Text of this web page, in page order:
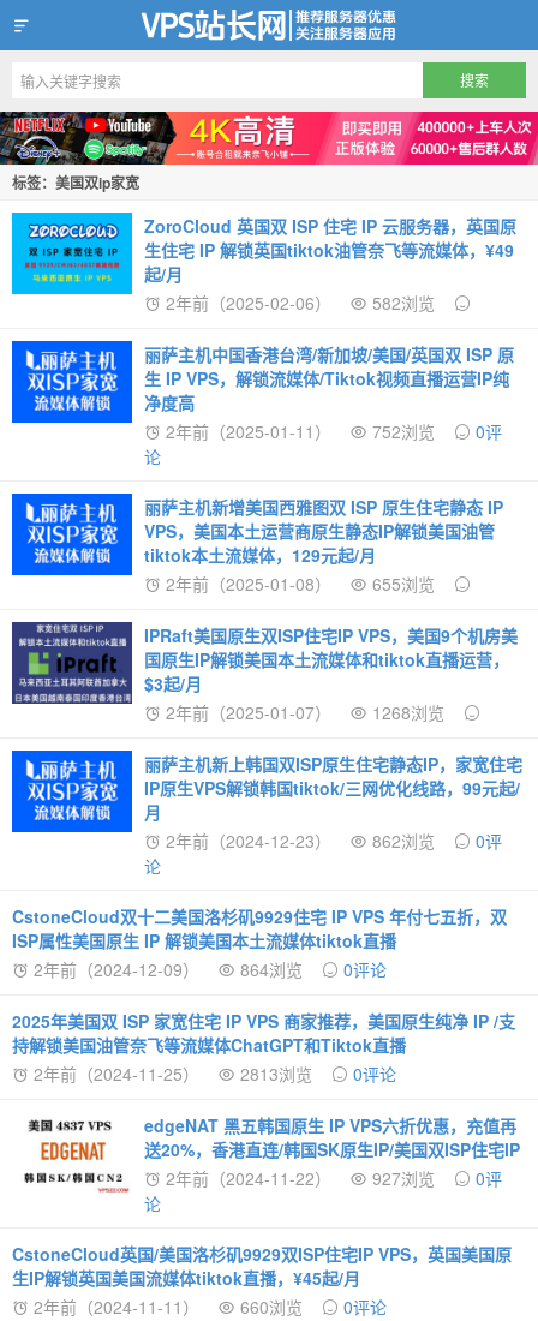
VPS站长网
标签：美国双ip家宽
ZoroCloud 英国双 ISP 住宅 IP 云服务器，英国原
生住宅 IP 解锁英国tiktok油管奈飞等流媒体，¥49
起/月
2年前（2025-02-06）
582浏览
丽萨主机中国香港台湾/新加坡/美国/英国双 ISP 原
生 IP VPS，解锁流媒体/Tiktok视频直播运营IP纯
净度高
2年前（2025-01-11）
752浏览
0评
论
丽萨主机新增美国西雅图双 ISP 原生住宅静态 IP
VPS，美国本土运营商原生静态IP解锁美国油管
tiktok本土流媒体，129元起/月
2年前（2025-01-08）
655浏览
IPRaft美国原生双ISP住宅IP VPS，美国9个机房美
国原生IP解锁美国本土流媒体和tiktok直播运营，
$3起/月
2年前（2025-01-07）
1268浏览
丽萨主机新上韩国双ISP原生住宅静态IP，家宽住宅
IP原生VPS解锁韩国tiktok/三网优化线路，99元起/
月
2年前（2024-12-23）
862浏览
0评
论
CstoneCloud双十二美国洛杉矶9929住宅 IP VPS 年付七五折，双
ISP属性美国原生 IP 解锁美国本土流媒体tiktok直播
2年前（2024-12-09）
864浏览 0评论
2025年美国双 ISP 家宽住宅 IP VPS 商家推荐，美国原生纯净 IP /支
持解锁美国油管奈飞等流媒体ChatGPT和Tiktok直播
2年前（2024-11-25）
2813浏览 0评论
edgeNAT 黑五韩国原生 IP VPS六折优惠，充值再
送20%，香港直连/韩国SK原生IP/美国双ISP住宅IP
2年前（2024-11-22）
927浏览
0评
论
CstoneCloud英国/美国洛杉矶9929双ISP住宅IP VPS，英国美国原
生IP解锁英国美国流媒体tiktok直播，¥45起/月
2年前（2024-11-11）
660浏览 0评论